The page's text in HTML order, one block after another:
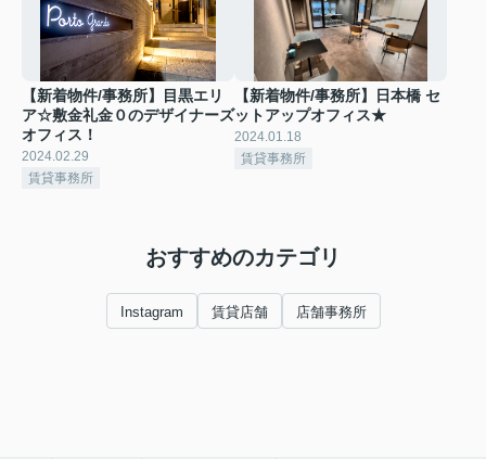
【新着物件/事務所】目黒エリ
ア☆敷金礼金０のデザイナーズ
オフィス！
2024.02.29
賃貸事務所
【新着物件/事務所】日本橋 セ
ットアップオフィス★
2024.01.18
賃貸事務所
おすすめのカテゴリ
Instagram 賃貸店舗 店舗事務所